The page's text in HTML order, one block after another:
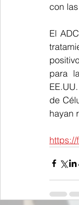
con
El
para
de
hayan